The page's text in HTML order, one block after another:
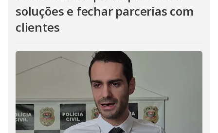
soluções e fechar parcerias com
clientes